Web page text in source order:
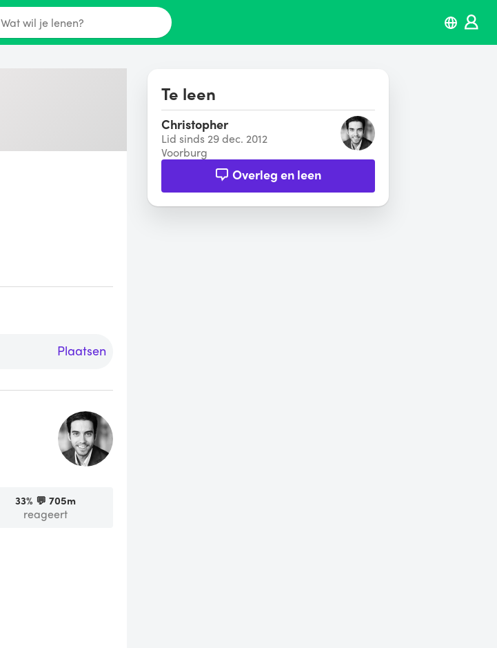
Wat wil je lenen?
Plaatsen
33% 💬 705m
reageert
Te leen
Christopher
Lid sinds 29 dec. 2012
Voorburg
Overleg en leen